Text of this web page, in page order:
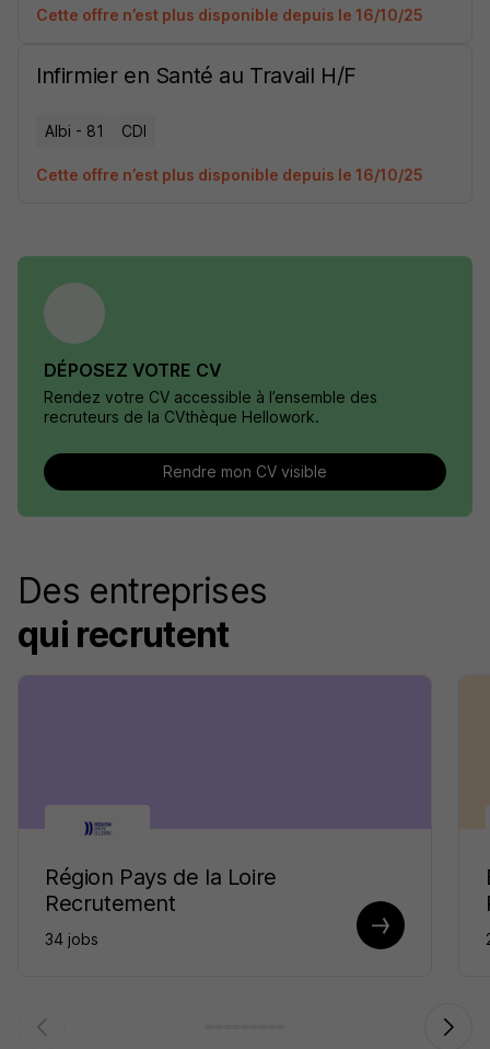
Cette offre n’est plus disponible depuis le 16/10/25
Infirmier en Santé au Travail H/F
Albi - 81 CDI
Cette offre n’est plus disponible depuis le 16/10/25
DÉPOSEZ VOTRE CV
Rendez votre CV accessible à l’ensemble des
recruteurs de la CVthèque Hellowork.
Rendre mon CV visible
Des entreprises
qui recrutent
Région Pays de la Loire
Recrutement
34 jobs